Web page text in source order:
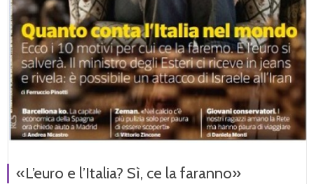
«L’euro e l’Italia? Sì, ce la faranno»